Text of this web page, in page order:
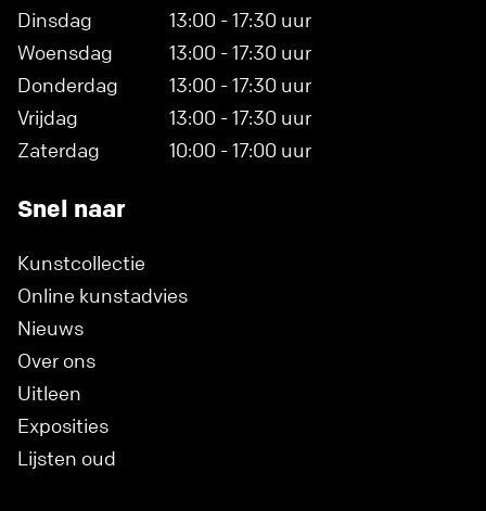
Dinsdag
13:00 - 17:30 uur
Woensdag
13:00 - 17:30 uur
Donderdag
13:00 - 17:30 uur
Vrijdag
13:00 - 17:30 uur
Zaterdag
10:00 - 17:00 uur
Snel naar
Kunstcollectie
Online kunstadvies
Nieuws
Over ons
Uitleen
Exposities
Lijsten oud